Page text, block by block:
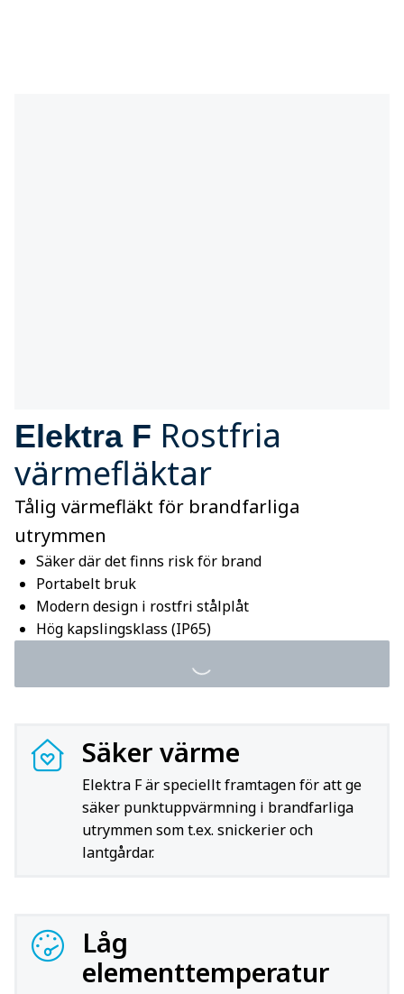
Elektra F Rostfria
värmefläktar
Tålig värmefläkt för brandfarliga
utrymmen
Säker där det finns risk för brand
Portabelt bruk
Modern design i rostfri stålplåt
Hög kapslingsklass (IP65)
Säker värme
Elektra F är speciellt framtagen för att ge
säker punktuppvärmning i brandfarliga
utrymmen som t.ex. snickerier och
lantgårdar.
Låg
elementtemperatur